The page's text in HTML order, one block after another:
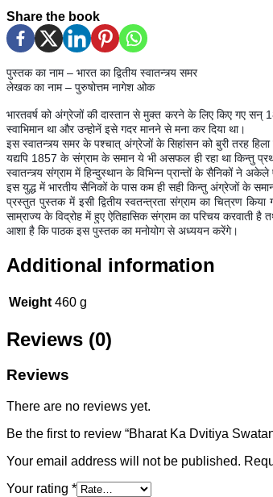
Share the book
पुस्तक का नाम– भारत का द्वितीय स्वातन्त्र्य समर
लेखक का नाम– पुरुषोत्तम नागेश ओक
भारतवर्ष को अंग्रेजों की दास्तान से मुक्त करने के लिए किए गए सन्
स्वाभिमान था और उन्होनें इसे गदर मानने से मना कर दिया था।
इस स्वातन्त्र्य समर के पश्चात् अंग्रेजों के सिहांसन को बुरी तरह
यद्यपि 1857के संग्राम के समान ये भी असफल ही रहा था किन्तु
स्वातन्त्र्य संग्राम में हिन्दुस्थान के विभिन्न प्रान्तों के सैनिकों ने
इस युद्ध में भारतीय सैनिकों के पास कम ही सही किन्तु अंग्रेजों के
प्रस्तुत पुस्तक में इसी द्वितीय स्वतन्त्रता संग्राम का चित्रण
साम्राज्य के विद्रोह में हुए ऐतिहासिक संग्राम का परिचय करवाती है
आशा है कि पाठक इस पुस्तक का मनोयोग से अध्ययन करेंगे।
Additional information
Weight 460 g
Reviews (0)
Reviews
There are no reviews yet.
Be the first to review “Bharat Ka Dvitiya
Your email address will not be published.
Your rating *